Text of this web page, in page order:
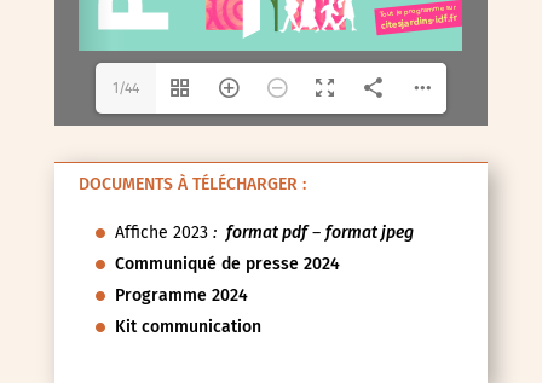
1/44
DOCUMENTS À TÉLÉCHARGER :
Affiche 2023: format pdf– format jpeg
Communiqué de presse 2024
Programme 2024
Kit communication